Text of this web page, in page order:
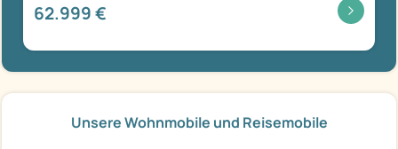
62.999 €
Unsere Wohnmobile und Reisemobile